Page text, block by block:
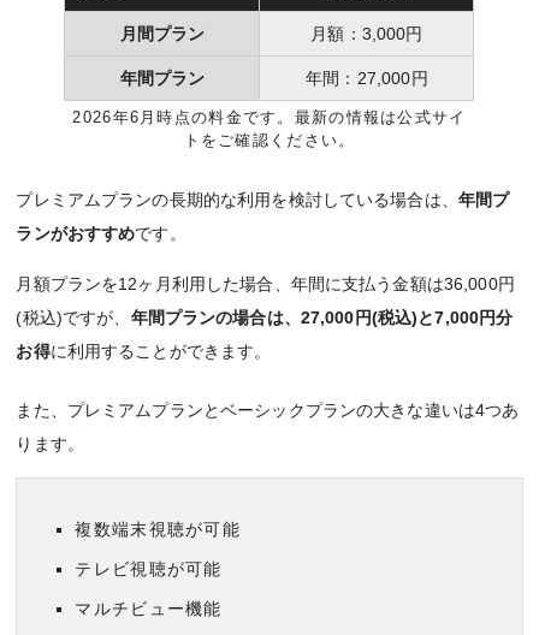
月間プラン 月額：3,000円
年間プラン 年間：27,000円
2026年6月時点の料金です。最新の情報は公式サイ
トをご確認ください。
プレミアムプランの長期的な利用を検討している場合は、 年間プ
ランがおすすめです。
月額プランを12ヶ月利用した場合、年間に支払う金額は36,000円
(税込)ですが、 年間プランの場合は、27,000円(税込)と7,000円分
お得に利用することができます。
また、プレミアムプランとベーシックプランの大きな違いは4つあ
ります。
複数端末視聴が可能
テレビ視聴が可能
マルチビュー機能